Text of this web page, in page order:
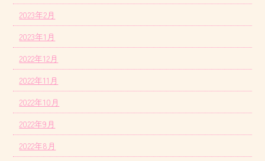
2023年2月
2023年1月
2022年12月
2022年11月
2022年10月
2022年9月
2022年8月